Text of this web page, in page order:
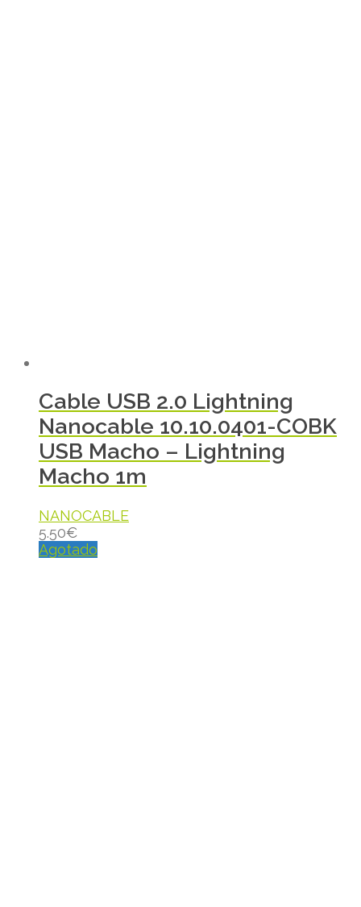
Cable USB 2.0 Lightning
Nanocable 10.10.0401-COBK
USB Macho – Lightning
Macho 1m
NANOCABLE
5.50€
Agotado